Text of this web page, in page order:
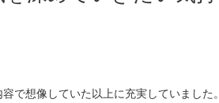
で想像していた以上に充実していました。